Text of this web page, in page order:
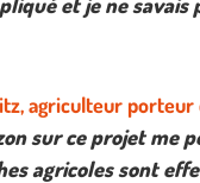
agriculteur
sur ce projet me
agricoles sont